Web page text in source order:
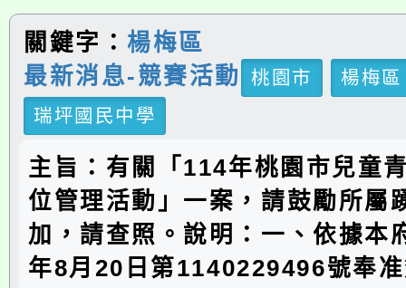
關鍵字： 楊梅區
最新消息-競賽活動
桃園市
楊梅區
瑞坪國民中學
主旨：有關「114年桃園市兒童
位管理活動」一案，請鼓勵所屬
加，請查照。說明：一、依據本
年8月20日第1140229496號奉